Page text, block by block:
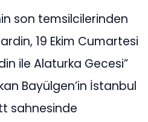
son temsilcilerinden
19 Ekim Cumartesi
ile Alaturka Gecesi”
Bayülgen’in İstanbul
sahnesinde